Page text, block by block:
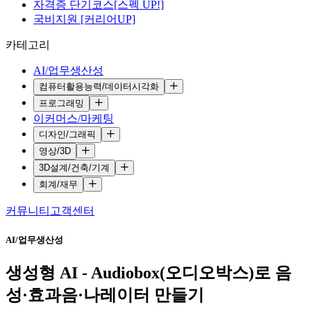
자격증 단기코스[스펙 UP!]
국비지원 [커리어UP]
카테고리
AI/업무생산성
컴퓨터활용능력/데이터시각화
프로그래밍
이커머스/마케팅
디자인/그래픽
영상/3D
3D설계/건축/기계
회계/재무
커뮤니티 고객센터
AI/업무생산성
생성형 AI - Audiobox(오디오박스)로 음
성·효과음·나레이터 만들기